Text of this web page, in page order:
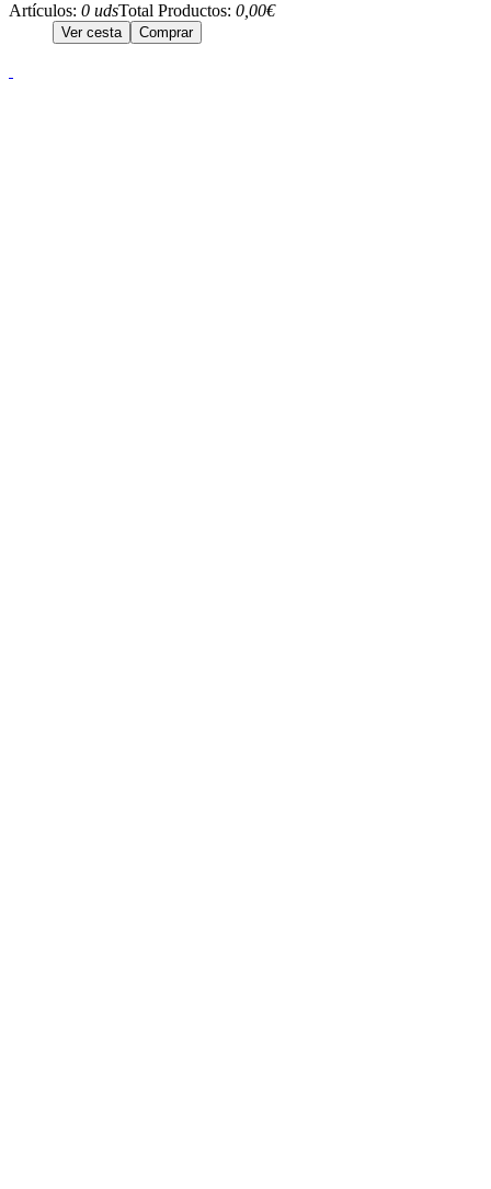
Artículos: 0 udsTotal Productos: 0,00€